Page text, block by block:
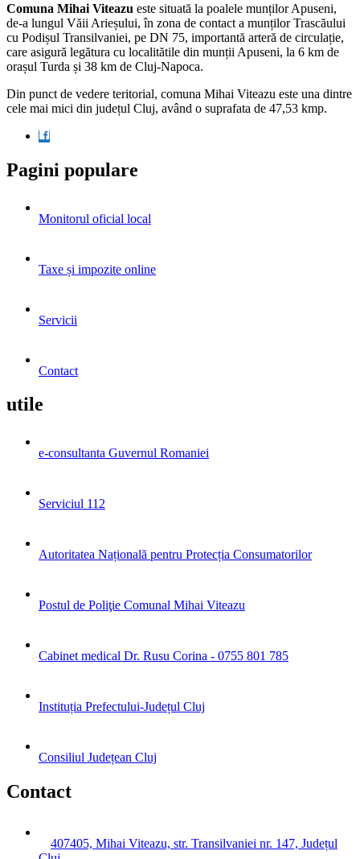
Comuna Mihai Viteazu este situată la poalele munților Apuseni,
de-a lungul Văii Arieșului, în zona de contact a munților Trascăului
cu Podișul Transilvaniei, pe DN 75, importantă arteră de circulație,
care asigură legătura cu localitătile din munții Apuseni, la 6 km de
orașul Turda și 38 km de Cluj-Napoca.
Din punct de vedere teritorial, comuna Mihai Viteazu este una dintre
cele mai mici din județul Cluj, având o suprafata de 47,53 kmp.
Pagini populare
Monitorul oficial local
Taxe și impozite online
Servicii
Contact
utile
e-consultanta Guvernul Romaniei
Serviciul 112
Autoritatea Națională pentru Protecția Consumatorilor
Postul de Poliţie Comunal Mihai Viteazu
Cabinet medical Dr. Rusu Corina - 0755 801 785
Instituția Prefectului-Județul Cluj
Consiliul Județean Cluj
Contact
407405, Mihai Viteazu, str. Transilvaniei nr. 147, Județul